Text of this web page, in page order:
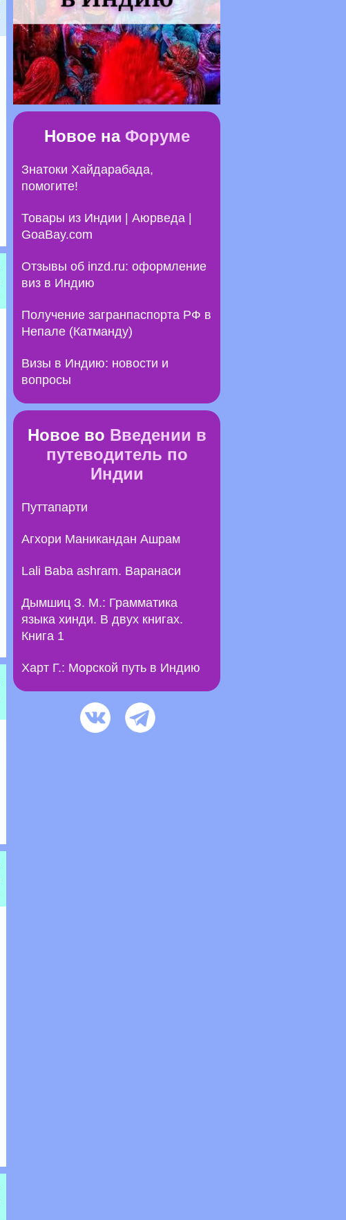
Новое на Форуме
Знатоки Хайдарабада,
помогите!
Товары из Индии | Аюрведа |
GoaBay.com
Отзывы об inzd.ru: оформление
виз в Индию
Получение загранпаспорта РФ в
Непале (Катманду)
Визы в Индию: новости и
вопросы
Новое во Введении в
путеводитель по
Индии
Путтапарти
Агхори Маникандан Ашрам
Lali Baba ashram. Варанаси
Дымшиц З. М.: Грамматика
языка хинди. В двух книгах.
Книга 1
Харт Г.: Морской путь в Индию